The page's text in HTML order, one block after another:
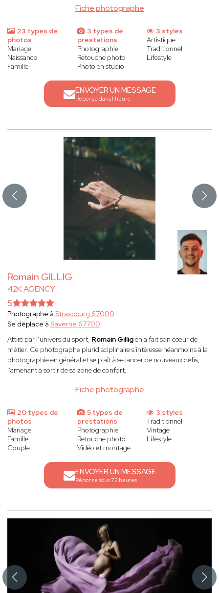
Fiche photographe
23 types de
photos
Mariage
Naissance
Famille
3 types de
prestations
Photographie
Retouche photo
Photo en studio
3 styles
Artistique
Traditionnel
Lifestyle
ENVOYER UN MESSAGE
Réponse dans l'heure
Romain GILLIG
42K AGENCY
Fiche photographe
5
Photographe à Strasbourg 67000
Se déplace à Saverne 67700
Attiré par l’univers du sport, Romain Gilligen a fait son cœur de
métier. Ce photographe pluridisciplinaire s'intéresse néanmoins à la
photographie en général et se plaît à se lancer de nouveaux défis,
l’amenant à sortir de sa zone de confort.
20 types de
photos
Mariage
Famille
Couple
5 types de
prestations
Photographie
Retouche photo
Vidéo et montage
3 styles
Traditionnel
Vintage
Lifestyle
ENVOYER UN MESSAGE
Réponse sous 72 heures